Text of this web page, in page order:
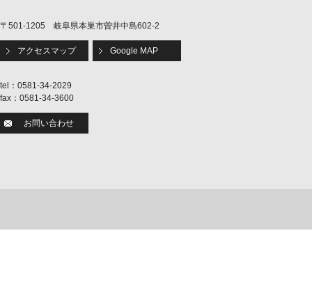
〒501-1205 岐阜県本巣市曽井中島602-2
アクセスマップ Google MAP
tel：0581-34-2029
fax：0581-34-3600
お問い合わせ